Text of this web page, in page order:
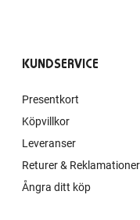
KUNDSERVICE
Presentkort
Köpvillkor
Leveranser
Returer & Reklamationer
Ångra ditt köp